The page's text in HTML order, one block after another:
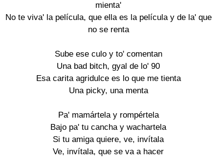
mienta'
No te viva' la película, que ella es la película y de la' que
no se renta
Sube ese culo y to' comentan
Una bad bitch, gyal de lo' 90
Esa carita agridulce es lo que me tienta
Una picky, una menta
Pa' mamártela y rompértela
Bajo pa' tu cancha y wachartela
Si tu amiga quiere, ve, invítala
Ve, invítala, que se va a hacer